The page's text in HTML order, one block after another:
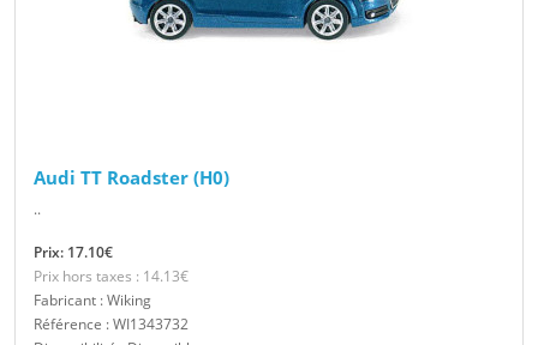
Audi TT Roadster (H0)
..
Prix: 17.10€
Prix hors taxes : 14.13€
Fabricant : Wiking
Référence : WI1343732